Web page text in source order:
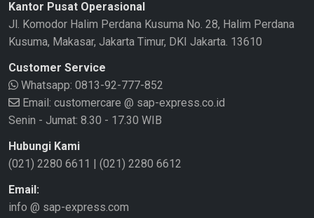
Kantor Pusat Operasional
Jl. Komodor Halim Perdana Kusuma No. 28, Halim Perdana
Kusuma, Makasar, Jakarta Timur, DKI Jakarta. 13610
Customer Service
Whatsapp: 0813-92-777-852
Email: customercare @ sap-express.co.id
Senin - Jumat: 8.30 - 17.30 WIB
Hubungi Kami
(021) 2280 6611 | (021) 2280 6612
Email:
info @ sap-express.com